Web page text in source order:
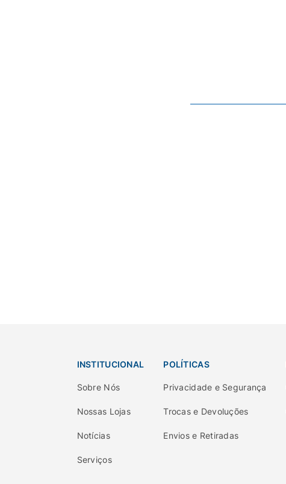
INSTITUCIONAL
Sobre Nós
Nossas Lojas
Notícias
Serviços
POLÍTICAS
Privacidade e Segurança
Trocas e Devoluções
Envios e Retiradas